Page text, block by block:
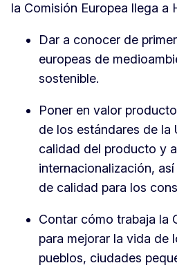
la Comisión Europea llega a
Dar a conocer de
europeas de
sostenible.
Poner en valor
de los estándares de la
calidad del producto y
internacionalización,
de calidad para los
Contar cómo trabaja la
para mejorar la vida de
pueblos, ciudades